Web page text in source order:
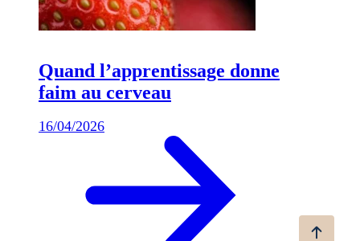
Quand l’apprentissage donne
faim au cerveau
16/04/2026